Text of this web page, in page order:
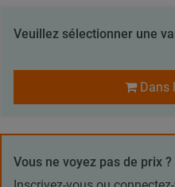
Veuillez sélectionner une
Dans
Vous ne voyez pas de prix ?